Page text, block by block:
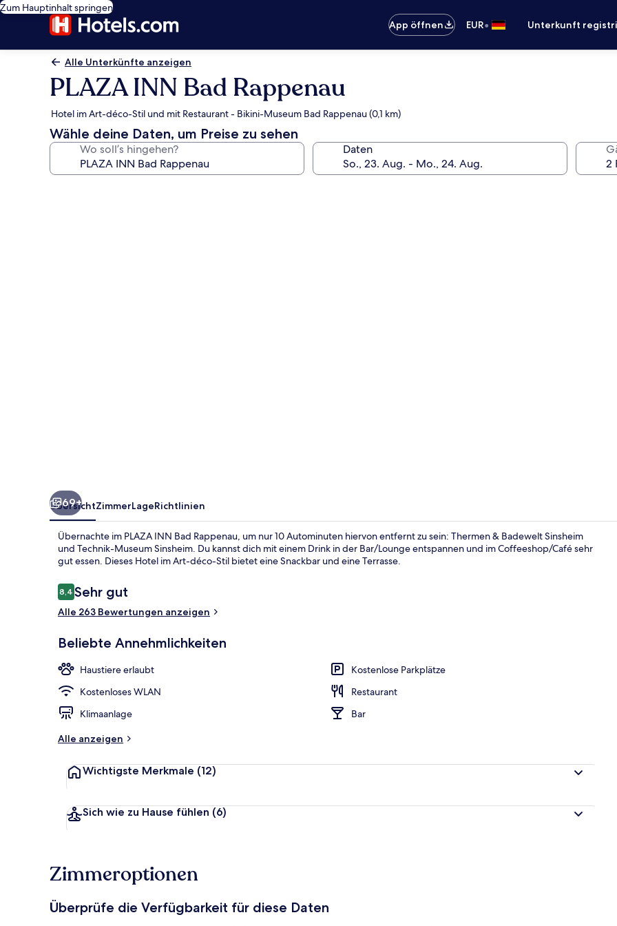
Zum Hauptinhalt springen
App öffnen
EUR• Unterkunft
Alle Unterkünfte anzeigen
PLAZA INN Bad Rappenau
Hotel im Art-déco-Stil und mit Restaurant - Bikini-Museum Bad Rappenau (0,1 km)
Wähle deine Daten, um Preise zu sehen
Wo soll’s hingehen? Daten
69+
ÜbersichtZimmerLageRichtlinien
Übernachte im PLAZA INN Bad Rappenau, um nur 10 Autominuten hiervon entfernt zu sein: Thermen & Badewelt Sinsheim
und Technik-Museum Sinsheim. Du kannst dich mit einem Drink in der Bar/Lounge entspannen und im Coffeeshop/Café sehr
gut essen. Dieses Hotel im Art-déco-Stil bietet eine Snackbar und eine Terrasse.
Bewertungen
8,48,4 von 10.
Sehr gut
Alle 263 Bewertungen anzeigen
Beliebte Annehmlichkeiten
Haustiere erlaubt
Kostenlose Parkplätze
Kostenloses WLAN
Restaurant
Klimaanlage
Bar
Alle anzeigen
Wichtigste Merkmale (12)
Sich wie zu Hause fühlen (6)
Zimmeroptionen
Überprüfe die Verfügbarkeit für diese Daten